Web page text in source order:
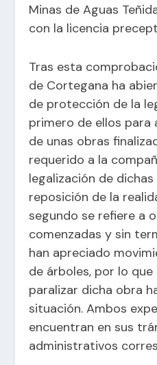
Minas de Aguas
con la licencia
Tras esta
de Cortegana ha
de protección de la
primero de ellos para
de unas obras
requerido a la
legalización de
reposición de la
segundo se refiere a
comenzadas y sin
han apreciado
de árboles, por lo
paralizar dicha obra
situación. Ambos
encuentran en sus
administrativos